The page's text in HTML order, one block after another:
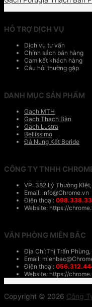
HỖ TRỢ DỊCH VỤ
Dịch vụ tư vấn
Chính sách bán hàng
Cam kết khách hàng
Câu hỏi thường gặp
DANH MỤC SẢN PHẨM
Gạch MTH
Gạch Thạch Bàn
Gạch Lustra
Bellissimo
Đá Nung Kết Boride
CÔNG TY TNHH
VP: 382 Lý Thường
Email: info@Chrome.vn
Điện thoại:
Website: https://
VĂN PHÒNG MIÊN BẮC
Địa Chỉ:Thị Trấn
Email:
Điện thoại:
Website: https://
Copyright © 2026 Công